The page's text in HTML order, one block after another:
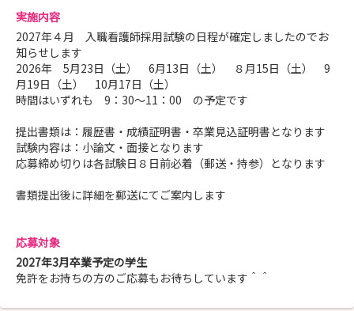
実施内容
2027年４月 入職看護師採用試験の日程が確定しましたのでお
知らせします
2026年 5月23日（土） 6月13日（土） ８月15日（土） 9
月19日（土） 10月17日（土）
時間はいずれも 9：30～11：00 の予定です
提出書類は：履歴書・成績証明書・卒業見込証明書となります
試験内容は：小論文・面接となります
応募締め切りは各試験日８日前必着（郵送・持参）となります
書類提出後に詳細を郵送にてご案内します
応募対象
2027年3月卒業予定の学生
免許をお持ちの方のご応募もお待ちしています＾＾